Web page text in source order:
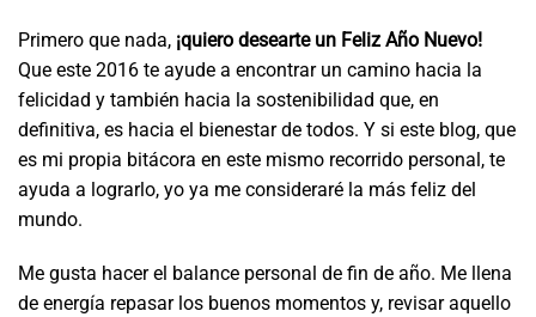
Primero que nada, ¡quiero desearte un Feliz Año Nuevo!
Que este 2016 te ayude a encontrar un camino hacia la
felicidad y también hacia la sostenibilidad que, en
definitiva, es hacia el bienestar de todos. Y si este blog, que
es mi propia bitácora en este mismo recorrido personal, te
ayuda a lograrlo, yo ya me consideraré la más feliz del
mundo.
Me gusta hacer el balance personal de fin de año. Me llena
de energía repasar los buenos momentos y, revisar aquello